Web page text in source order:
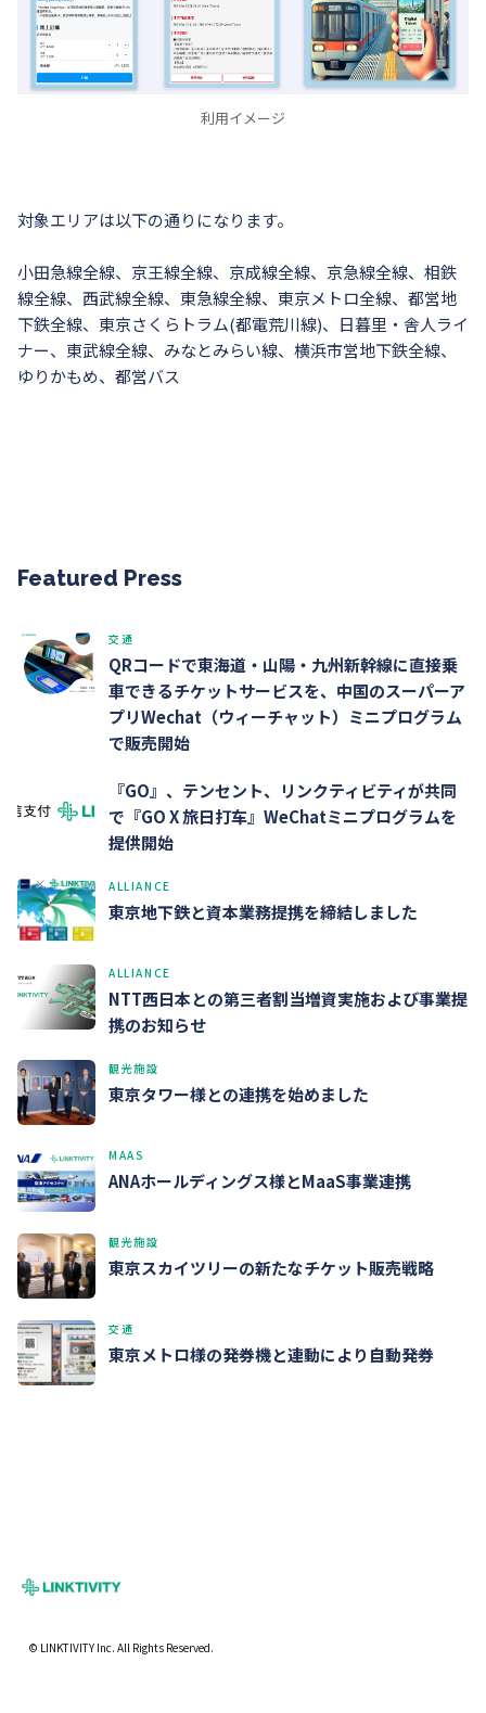
Featured Press
交通
QRコードで東海道・山陽・九州新幹線に直接乗
車できるチケットサービスを、中国のスーパーア
プリWechat（ウィーチャット）ミニプログラム
で販売開始
『GO』、テンセント、リンクティビティが共同
で『GO X 旅日打车』WeChatミニプログラムを
提供開始
ALLIANCE
東京地下鉄と資本業務提携を締結しました
ALLIANCE
NTT西日本との第三者割当増資実施および事業提
携のお知らせ
観光施設
東京タワー様との連携を始めました
MAAS
ANAホールディングス様とMaaS事業連携
観光施設
東京スカイツリーの新たなチケット販売戦略
交通
東京メトロ様の発券機と連動により自動発券
利用イメージ
対象エリアは以下の通りになります。
小田急線全線、京王線全線、京成線全線、京急線全線、相鉄
線全線、西武線全線、東急線全線、東京メトロ全線、都営地
下鉄全線、東京さくらトラム(都電荒川線)、日暮里・舎人ライ
ナー、東武線全線、みなとみらい線、横浜市営地下鉄全線、
ゆりかもめ、都営バス
© LINKTIVITY Inc. All Rights Reserved.